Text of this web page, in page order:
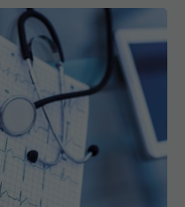
(SANADOR):